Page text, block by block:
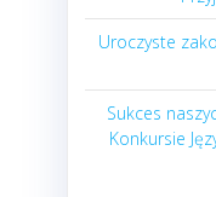
Uroczyste
Sukces
Konkursie